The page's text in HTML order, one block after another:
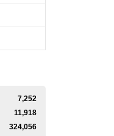
7,252
11,918
324,056